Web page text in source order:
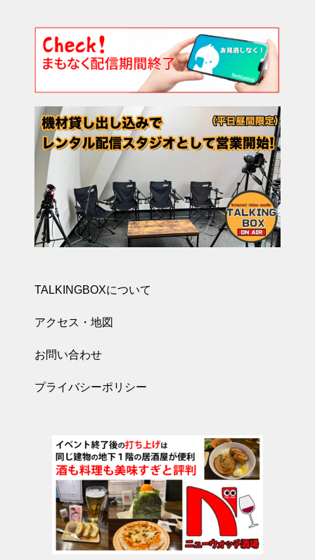
TALKINGBOXについて
アクセス・地図
お問い合わせ
プライバシーポリシー